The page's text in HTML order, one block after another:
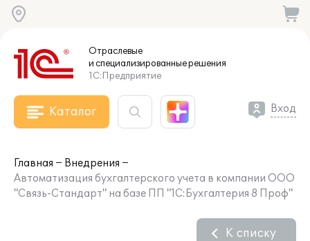
Отраслевые
и специализированныерешения
1С:Предприятие
Каталог Вход
Главная
Внедрения
Автоматизация бухгалтерского учета в компании ООО
"Связь-Стандарт" на базе ПП "1С:Бухгалтерия 8 Проф"
К списку